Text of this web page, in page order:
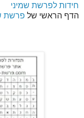
חידות לפרשת שמיני
הדף הראשי של פרשת